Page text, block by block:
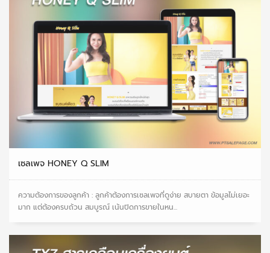
เซลเพจ HONEY Q SLIM
ความต้องการของลูกค้า : ลูกค้าต้องการเซลเพจที่ดูง่าย สบายตา ข้อมูลไม่เยอะ
มาก แต่ต้องครบถ้วน สมบูรณ์ เน้นปิดการขายในหน...